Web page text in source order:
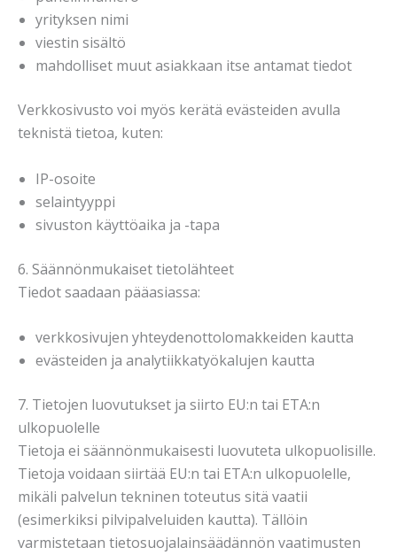
yrityksen nimi
viestin sisältö
mahdolliset muut asiakkaan itse antamat tiedot
Verkkosivusto voi myös kerätä evästeiden avulla
teknistä tietoa, kuten:
IP-osoite
selaintyyppi
sivuston käyttöaika ja -tapa
6. Säännönmukaiset tietolähteet
Tiedot saadaan pääasiassa:
verkkosivujen yhteydenottolomakkeiden kautta
evästeiden ja analytiikkatyökalujen kautta
7. Tietojen luovutukset ja siirto EU:n tai ETA:n
ulkopuolelle
Tietoja ei säännönmukaisesti luovuteta ulkopuolisille.
Tietoja voidaan siirtää EU:n tai ETA:n ulkopuolelle,
mikäli palvelun tekninen toteutus sitä vaatii
(esimerkiksi pilvipalveluiden kautta). Tällöin
varmistetaan tietosuojalainsäädännön vaatimusten